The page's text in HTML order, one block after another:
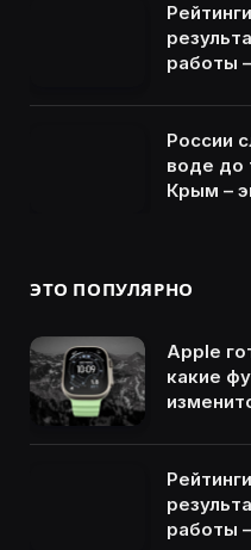
работы
России
воде до
Крым –
ЭТО ПОПУЛЯРНО
Apple
какие
работы